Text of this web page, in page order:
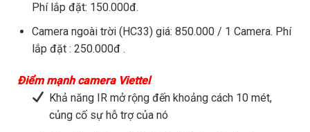
Phí lắp đặt: 150.000đ.
Camera ngoài trời (HC33) giá: 850.000 / 1 Camera. Phí
lắp đặt : 250.000đ .
Điểm mạnh camera Viettel
Khả năng IR mở rộng đến khoảng cách 10 mét,
củng cố sự hỗ trợ của nó